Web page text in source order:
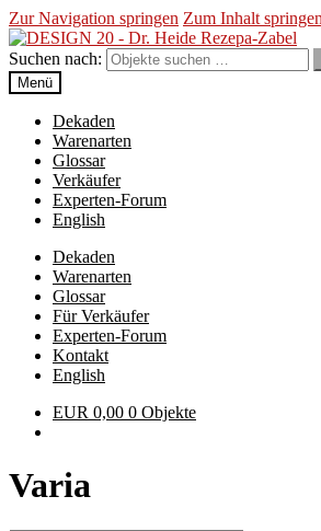
Zur Navigation springen Zum Inhalt springen
Suchen nach:
Menü
Dekaden
Warenarten
Glossar
Verkäufer
Experten-Forum
English
Dekaden
Warenarten
Glossar
Für Verkäufer
Experten-Forum
Kontakt
English
EUR 0,00 0 Objekte
Varia